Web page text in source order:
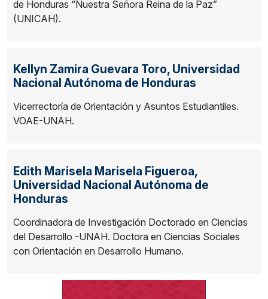
de Honduras “Nuestra Señora Reina de la Paz”
(UNICAH).
Kellyn Zamira Guevara Toro, Universidad
Nacional Autónoma de Honduras
Vicerrectoría de Orientación y Asuntos Estudiantiles.
VOAE-UNAH.
Edith Marisela Marisela Figueroa,
Universidad Nacional Autónoma de
Honduras
Coordinadora de Investigación Doctorado en Ciencias
del Desarrollo -UNAH. Doctora en Ciencias Sociales
con Orientación en Desarrollo Humano.